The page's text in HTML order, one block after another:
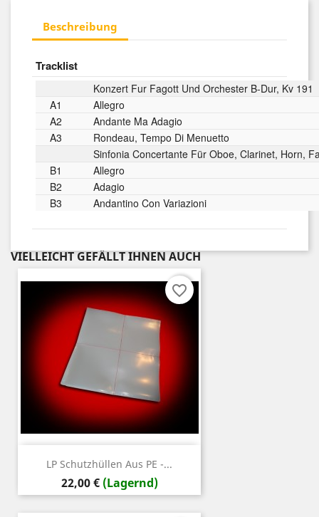
Beschreibung
Tracklist
Konzert Fur Fagott Und Orchester B-Dur, Kv 191
A1
Allegro
A2
Andante Ma Adagio
A3
Rondeau, Tempo Di Menuetto
Sinfonia Concertante Für Oboe, Clarinet, Horn,
B1
Allegro
B2
Adagio
B3
Andantino Con Variazioni
VIELLEICHT GEFÄLLT IHNEN AUCH
LP Schutzhüllen Aus PE -...
Preis
22,00 € (Lagernd)
favorite_border